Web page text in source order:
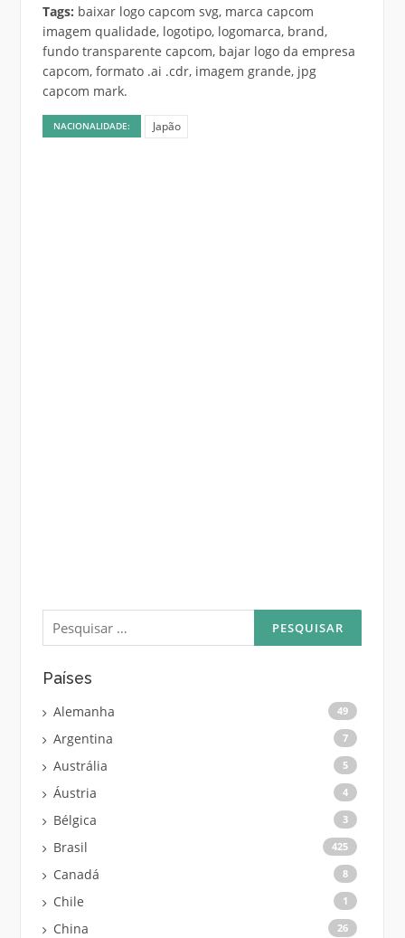
Tags: baixar logo capcom svg, marca capcom
imagem qualidade, logotipo, logomarca, brand,
fundo transparente capcom, bajar logo da empresa
capcom, formato .ai .cdr, imagem grande, jpg
capcom mark.
NACIONALIDADE: Japão
Pesquisar
por:
Países
Alemanha 49
Argentina 7
Austrália 5
Áustria 4
Bélgica 3
Brasil 425
Canadá 8
Chile 1
China 26